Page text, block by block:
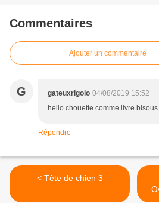
Commentaires
Ajouter un commentaire
G gateuxrigolo 04/08/2019 15:52
hello chouette comme livre bisous
Répondre
< Tête de chien 3